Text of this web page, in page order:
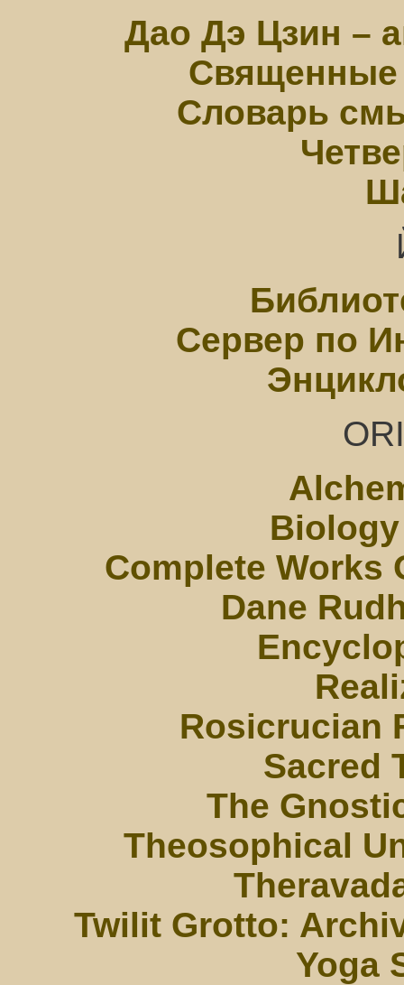
Дао Дэ Цзин –
Священные
Словарь
Сервер по
Complete Works
Dane
Rosicrucian
Sacred
The
Theosophical
Twilit Grotto:
Yoga